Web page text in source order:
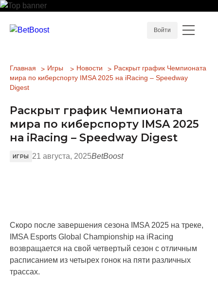
Войти
Главная Игры Новости
Раскрыт график Чемпионата
мира по киберспорту IMSA 2025 на iRacing – Speedway
Digest
Раскрыт график Чемпионата
мира по киберспорту IMSA 2025
на iRacing – Speedway Digest
ИГРЫ 21 августа, 2025BetBoost
Скоро после завершения сезона IMSA 2025 на треке,
IMSA Esports Global Championship на iRacing
возвращается на свой четвертый сезон с отличным
расписанием из четырех гонок на пяти различных
трассах.